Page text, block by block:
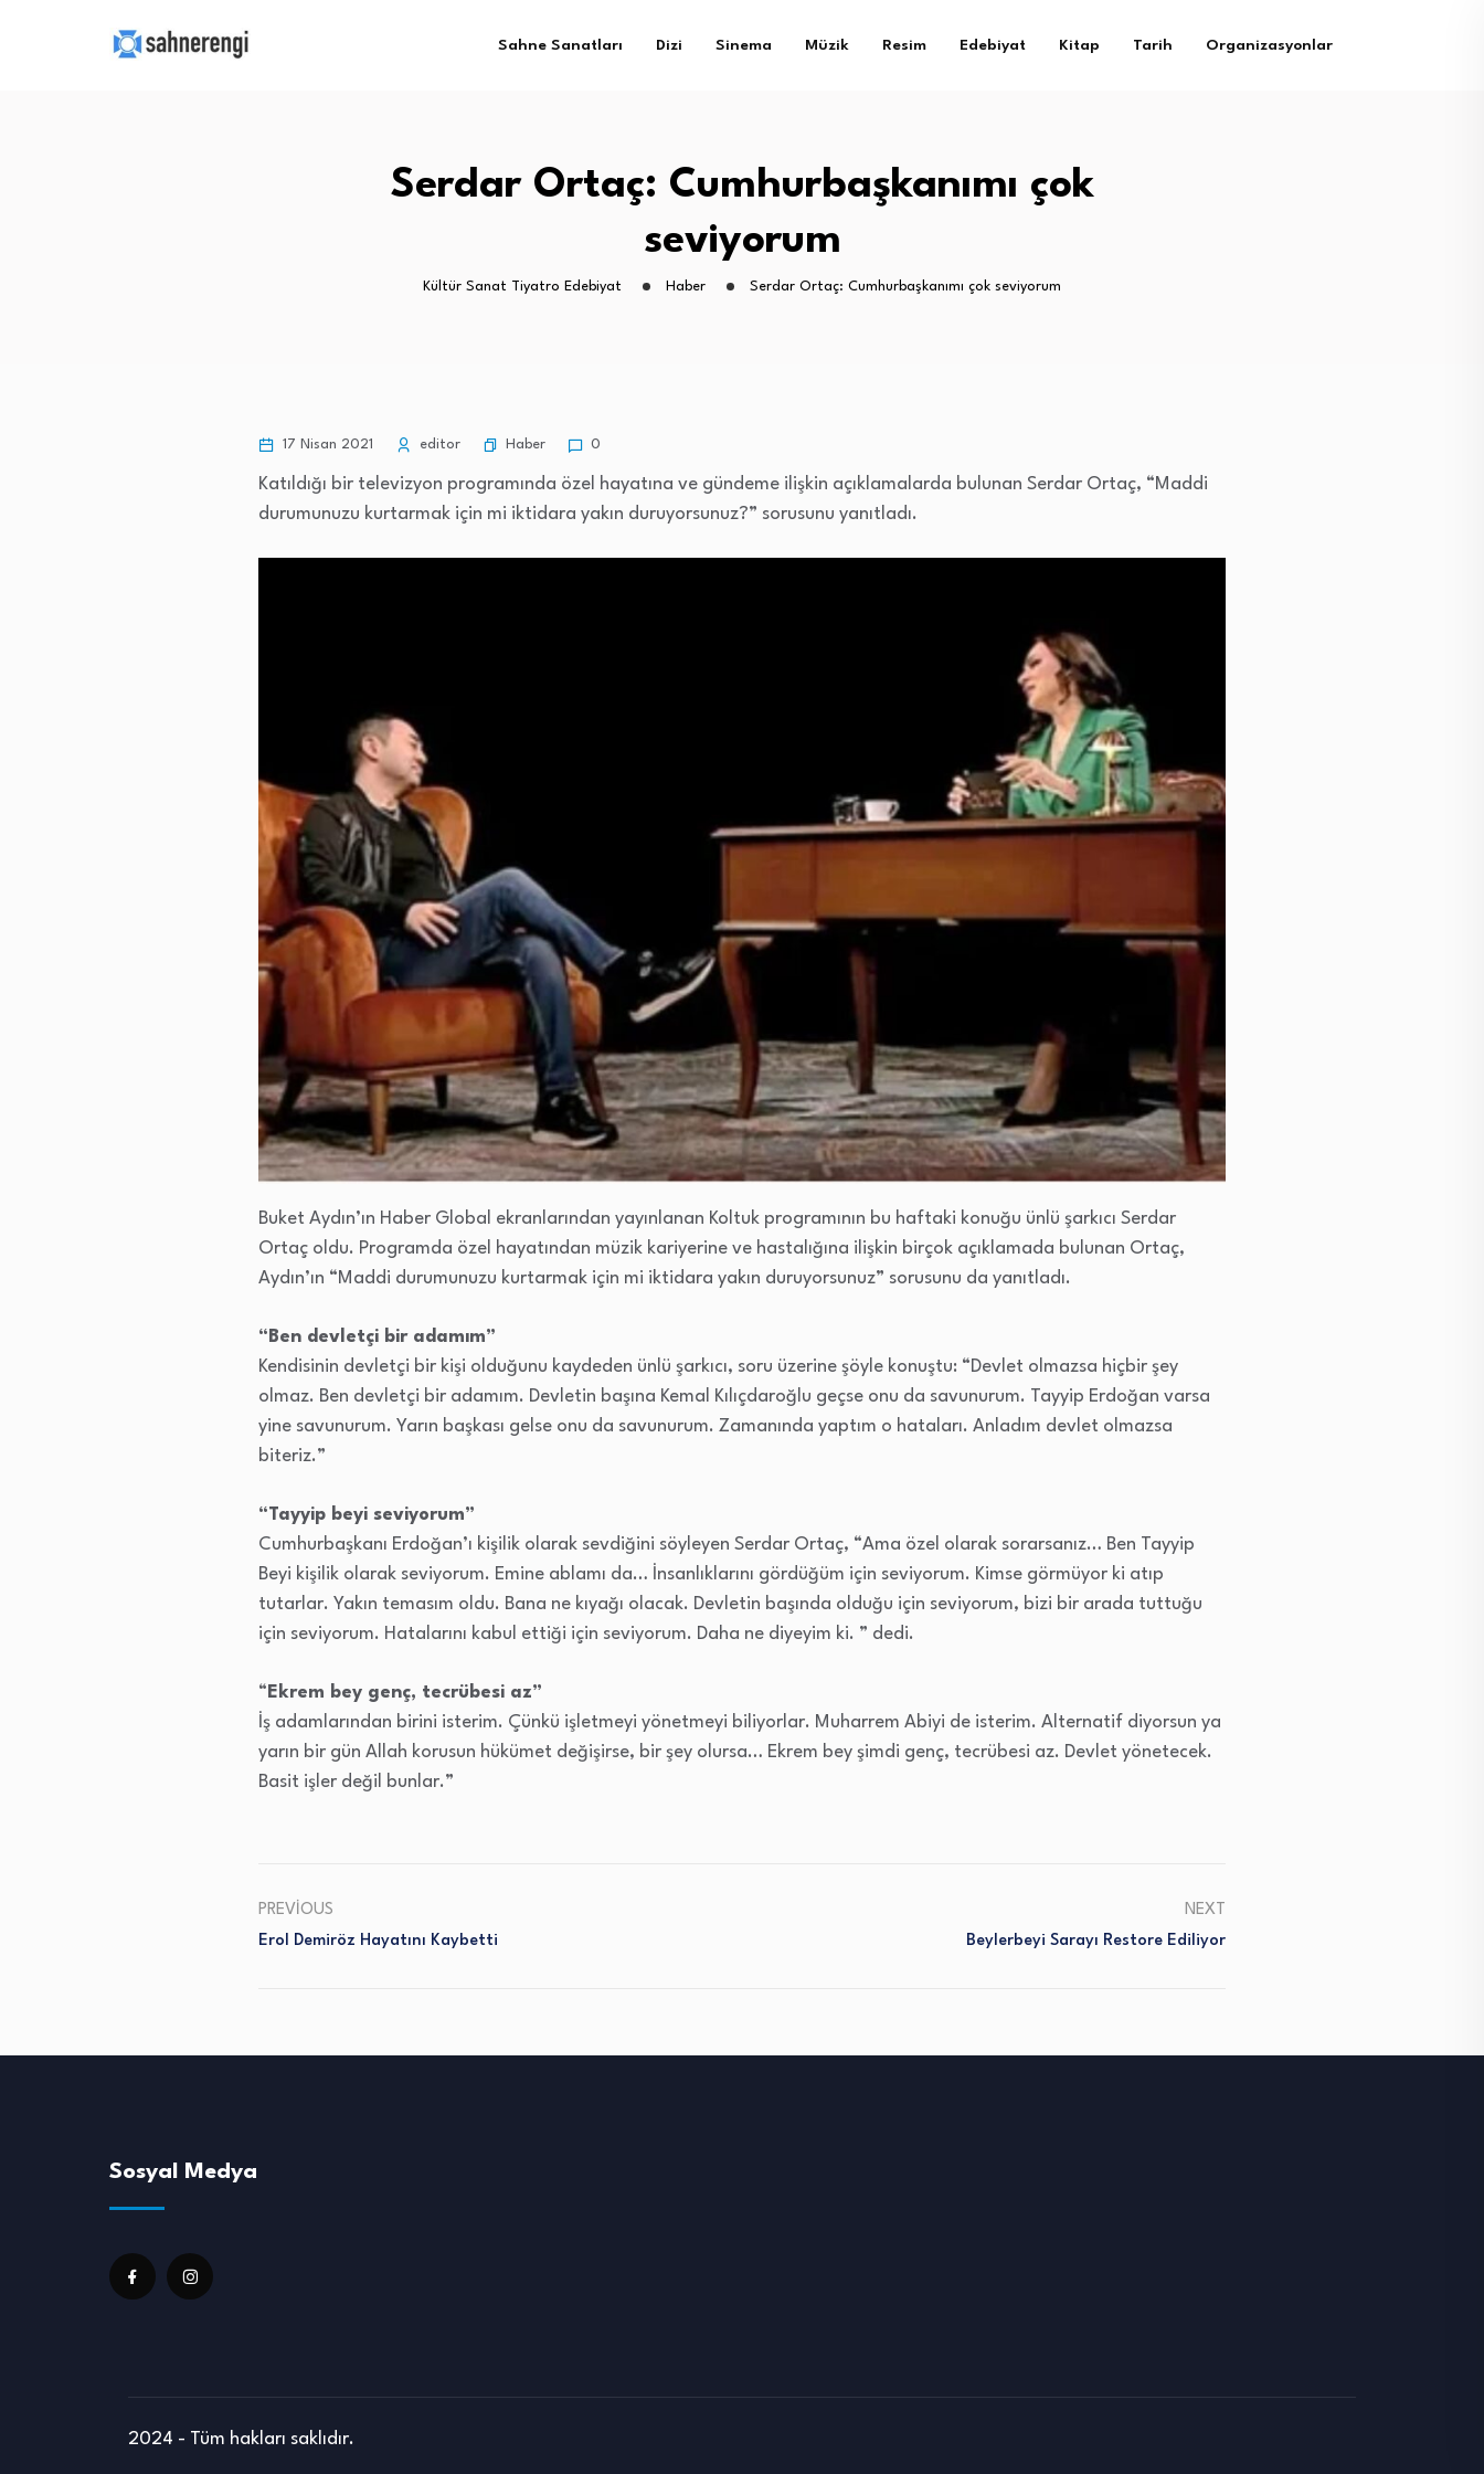
Sahne Sanatları Dizi Sinema Müzik Resim Edebiyat Kitap Tarih Organizasyonlar
Serdar Ortaç: Cumhurbaşkanımı çok
seviyorum
Kültür Sanat Tiyatro Edebiyat Haber Serdar Ortaç: Cumhurbaşkanımı çok seviyorum
17 Nisan 2021 editor Haber 0
Katıldığı bir televizyon programında özel hayatına ve gündeme ilişkin açıklamalarda bulunan Serdar Ortaç, “Maddi
durumunuzu kurtarmak için mi iktidara yakın duruyorsunuz?” sorusunu yanıtladı.
Buket Aydın’ın Haber Global ekranlarından yayınlanan Koltuk programının bu haftaki konuğu ünlü şarkıcı Serdar
Ortaç oldu. Programda özel hayatından müzik kariyerine ve hastalığına ilişkin birçok açıklamada bulunan Ortaç,
Aydın’ın “Maddi durumunuzu kurtarmak için mi iktidara yakın duruyorsunuz” sorusunu da yanıtladı.
“Ben devletçi bir adamım”
Kendisinin devletçi bir kişi olduğunu kaydeden ünlü şarkıcı, soru üzerine şöyle konuştu: “Devlet olmazsa hiçbir şey
olmaz. Ben devletçi bir adamım. Devletin başına Kemal Kılıçdaroğlu geçse onu da savunurum. Tayyip Erdoğan varsa
yine savunurum. Yarın başkası gelse onu da savunurum. Zamanında yaptım o hataları. Anladım devlet olmazsa
biteriz.”
“Tayyip beyi seviyorum”
Cumhurbaşkanı Erdoğan’ı kişilik olarak sevdiğini söyleyen Serdar Ortaç, “Ama özel olarak sorarsanız… Ben Tayyip
Beyi kişilik olarak seviyorum. Emine ablamı da… İnsanlıklarını gördüğüm için seviyorum. Kimse görmüyor ki atıp
tutarlar. Yakın temasım oldu. Bana ne kıyağı olacak. Devletin başında olduğu için seviyorum, bizi bir arada tuttuğu
için seviyorum. Hatalarını kabul ettiği için seviyorum. Daha ne diyeyim ki. ” dedi.
“ Ekrem bey genç, tecrübesi az”
İş adamlarından birini isterim. Çünkü işletmeyi yönetmeyi biliyorlar. Muharrem Abiyi de isterim. Alternatif diyorsun ya
yarın bir gün Allah korusun hükümet değişirse, bir şey olursa… Ekrem bey şimdi genç, tecrübesi az. Devlet yönetecek.
Basit işler değil bunlar.”
PREVIOUS
Erol Demiröz Hayatını Kaybetti
NEXT
Beylerbeyi Sarayı Restore Ediliyor
Sosyal Medya
2024 - Tüm hakları saklıdır.